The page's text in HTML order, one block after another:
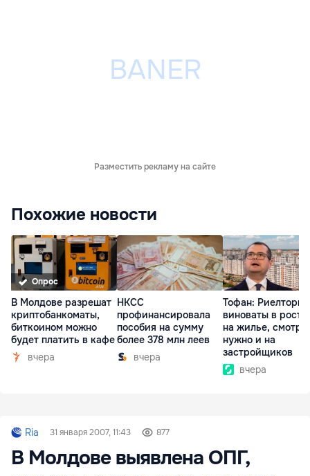
Разместить рекламу на сайте
Похожие новости
Опрос
В Молдове разрешат
криптобанкоматы,
биткоином можно
будет платить в кафе
вчера
НКСС
профинансировала
пособия на сумму
более 378 млн леев
вчера
Тофан: Риелторы
виноваты в росте
на жилье,
нужно и на
застройщиков
вчера
Ria 31 января 2007, 11:43 877
В Молдове выявлена ОПГ,